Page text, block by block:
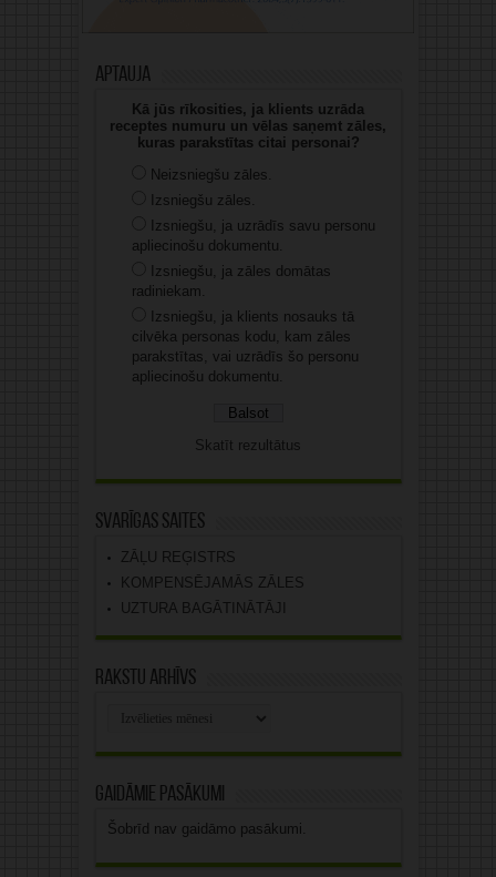
Aptauja
Kā jūs rīkosities, ja klients uzrāda
receptes numuru un vēlas saņemt zāles,
kuras parakstītas citai personai?
Neizsniegšu zāles.
Izsniegšu zāles.
Izsniegšu, ja uzrādīs savu personu
apliecinošu dokumentu.
Izsniegšu, ja zāles domātas
radiniekam.
Izsniegšu, ja klients nosauks tā
cilvēka personas kodu, kam zāles
parakstītas, vai uzrādīs šo personu
apliecinošu dokumentu.
Skatīt rezultātus
Svarīgas saites
ZĀĻU REĢISTRS
KOMPENSĒJAMĀS ZĀLES
UZTURA BAGĀTINĀTĀJI
Rakstu arhīvs
Gaidāmie pasākumi
Šobrīd nav gaidāmo pasākumi.